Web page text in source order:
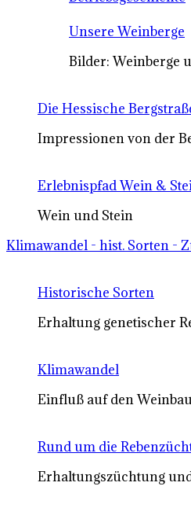
Unsere Weinberge
Bilder: Weinberge
Die Hessische
Impressionen von der
Erlebnispfad Wein &
Wein und Stein
Klimawandel - hist. Sorten -
Historische Sorten
Erhaltung genetischer
Klimawandel
Einfluß auf den
Rund um die
Erhaltungszüchtung